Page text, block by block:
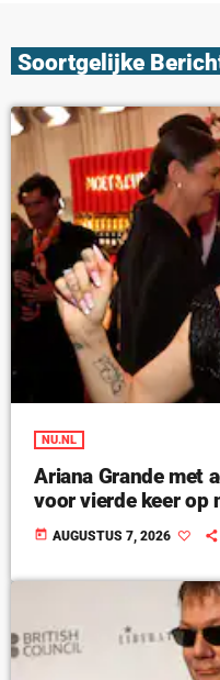
Soortgelijke
NU.NL
Ariana Grande met
voor vierde keer op
today AUGUSTUS 7, 2026